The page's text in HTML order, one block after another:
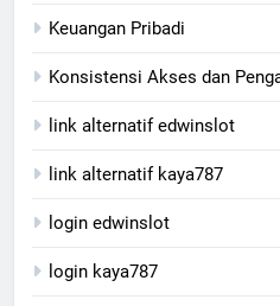
Keuangan Pribadi
Konsistensi Akses dan
link alternatif edwinslot
link alternatif kaya787
login edwinslot
login kaya787